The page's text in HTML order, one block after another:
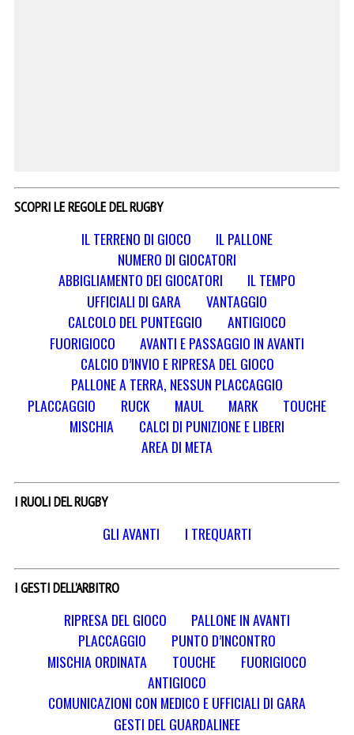
SCOPRI LE REGOLE DEL RUGBY
IL TERRENO DI GIOCO
IL PALLONE
NUMERO DI GIOCATORI
ABBIGLIAMENTO DEI GIOCATORI
IL TEMPO
UFFICIALI DI GARA
VANTAGGIO
CALCOLO DEL PUNTEGGIO
ANTIGIOCO
FUORIGIOCO
AVANTI E PASSAGGIO IN AVANTI
CALCIO D’INVIO E RIPRESA DEL GIOCO
PALLONE A TERRA, NESSUN PLACCAGGIO
PLACCAGGIO
RUCK MAUL MARK
TOUCHE
MISCHIA
CALCI DI PUNIZIONE E LIBERI
AREA DI META
I RUOLI DEL RUGBY
GLI AVANTI I TREQUARTI
I GESTI DELL’ARBITRO
RIPRESA DEL GIOCO
PALLONE IN AVANTI
PLACCAGGIO
PUNTO D’INCONTRO
MISCHIA ORDINATA
TOUCHE
FUORIGIOCO
ANTIGIOCO
COMUNICAZIONI CON MEDICO E UFFICIALI DI GARA
GESTI DEL GUARDALINEE